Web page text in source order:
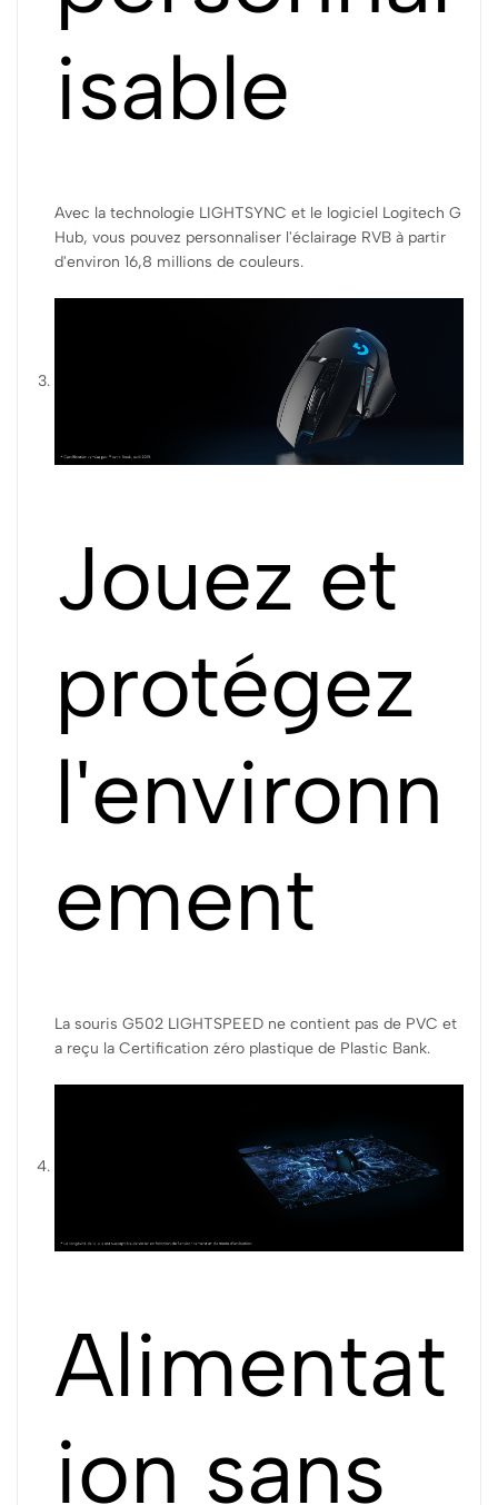
isable
Avec la technologie LIGHTSYNC et le logiciel Logitech G
Hub, vous pouvez personnaliser l'éclairage RVB à partir
d'environ 16,8 millions de couleurs.
Jouez et
protégez
l'environn
ement
La souris G502 LIGHTSPEED ne contient pas de PVC et
a reçu la Certification zéro plastique de Plastic Bank.
Alimentat
ion sans